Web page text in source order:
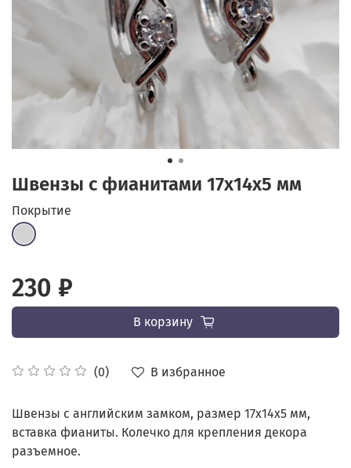
Швензы с фианитами 17х14x5 мм
(0) В избранное
Покрытие
230 ₽
В корзину
Швензы с английским замком, размер 17х14x5 мм,
вставка фианиты. Колечко для крепления декора
разъемное.